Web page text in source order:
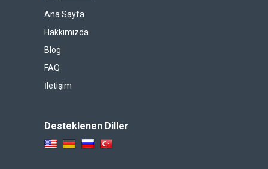
Ana Sayfa
Hakkımızda
Blog
FAQ
İletişim
Desteklenen Diller